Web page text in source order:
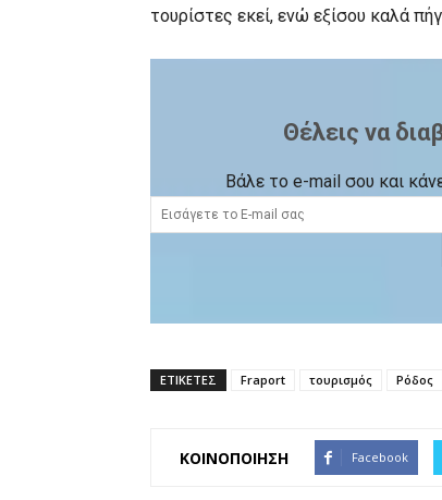
τουρίστες εκεί, ενώ εξίσου καλά
Θέλεις να
Βάλε το e-mail σου και
ΕΤΙΚΕΤΕΣ Fraport τουρισμός Ρόδος
ΚΟΙΝΟΠΟΙΗΣΗ Facebook